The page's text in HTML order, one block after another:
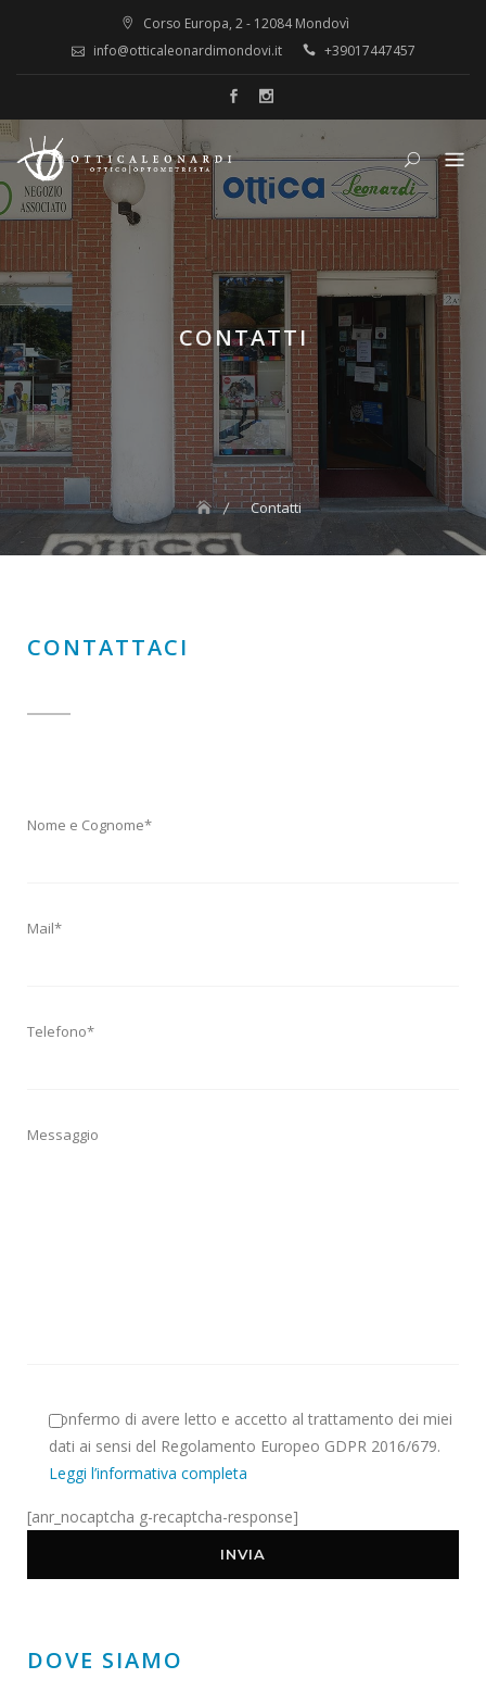
Corso Europa, 2 - 12084 Mondovì
info@otticaleonardimondovi.it
+39017447457
CONTATTI
Contatti
CONTATTACI
Nome e Cognome*
Mail*
Telefono*
Messaggio
Confermo di avere letto e accetto al trattamento dei miei
dati ai sensi del Regolamento Europeo GDPR 2016/679.
Leggi l’informativa completa
[anr_nocaptcha g-recaptcha-response]
DOVE SIAMO